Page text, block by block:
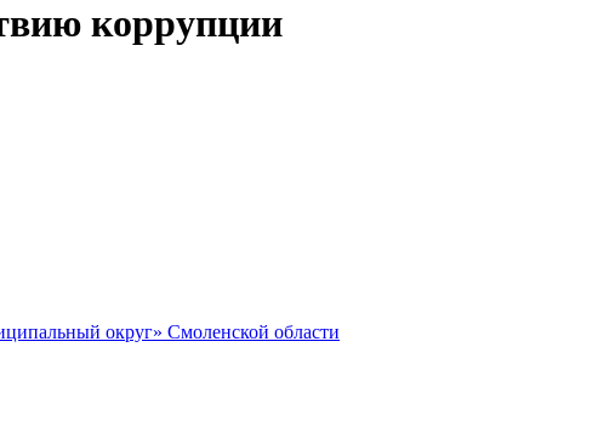
коррупции
округ» Смоленской области